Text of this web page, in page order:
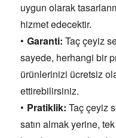
uygun olarak
hizmet edecektir.
Garanti: Taç çeyiz
sayede, herhangi bir
ürünlerinizi ücretsiz
ettirebilirsiniz.
Pratiklik: Taç çeyiz
satın almak yerine,